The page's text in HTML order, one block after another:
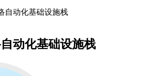
自动化基础设施栈
动化基础设施栈